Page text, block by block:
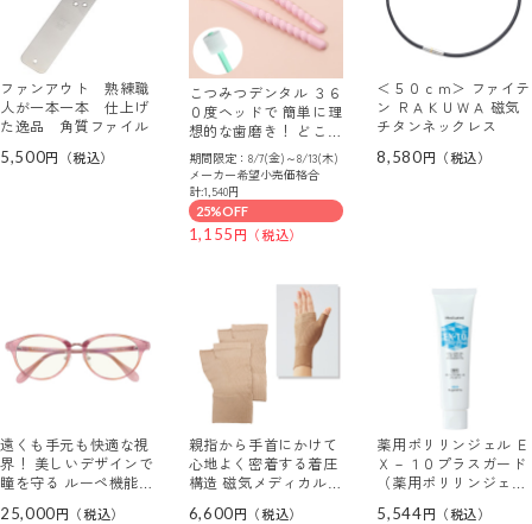
ファンアウト 熟練職
人が一本一本 仕上げ
た逸品 角質ファイル
5,500
こつみつデンタル ３６
０度ヘッドで 簡単に理
想的な歯磨き！ どこで
もハブラシ 同色２本セ
ット
期間限定：8/7(金)～8/13(木)
メーカー希望小売価格合
計:1,540円
25%OFF
1,155
＜５０ｃｍ＞ ファイテ
ン ＲＡＫＵＷＡ 磁気
チタンネックレス
8,580
遠くも手元も快適な視
界！ 美しいデザインで
瞳を守る ルーペ機能付
ルーペサングラス アジ
25,000
親指から手首にかけて
心地よく密着する着圧
構造 磁気メディカル
6,600
薬用ポリリンジェル Ｅ
Ｘ－１０プラスガード
（薬用ポリリンジェル
薬部外品・薬用歯みが
5,544